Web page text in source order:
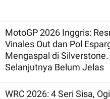
MotoGP 2026 Inggris:
Vinales Out dan Pol
Mengaspal di Silverstone.
Selanjutnya Belum Jelas
WRC 2026: 4 Seri Sisa,